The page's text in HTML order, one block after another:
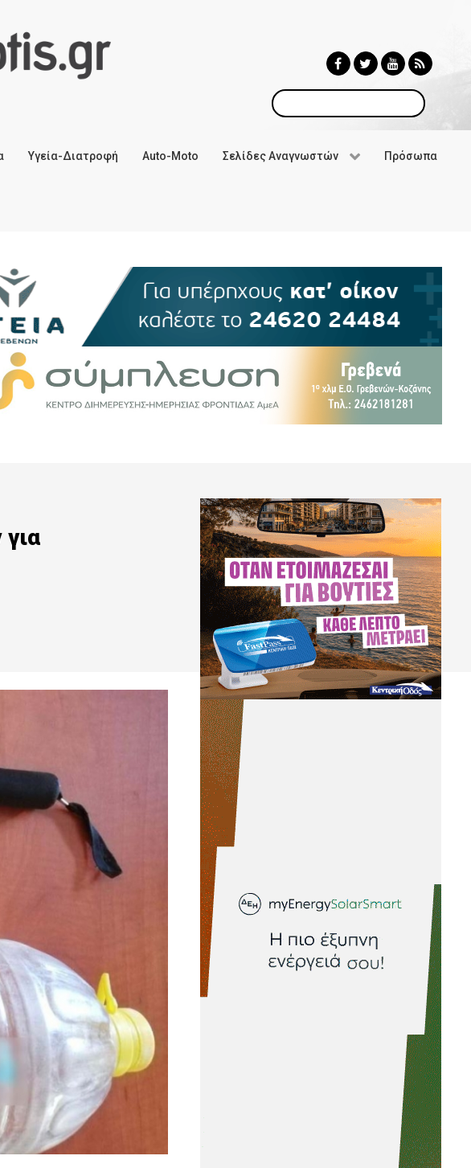
Αναζήτηση
Υγεία-Διατροφή Auto-Moto Σελίδες Αναγνωστών Πρόσωπα